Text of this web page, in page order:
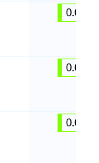
0.00 %
0.00 %
0.00 %